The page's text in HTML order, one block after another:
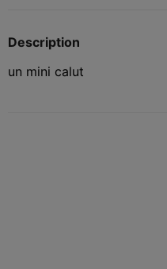
Description
un mini calut